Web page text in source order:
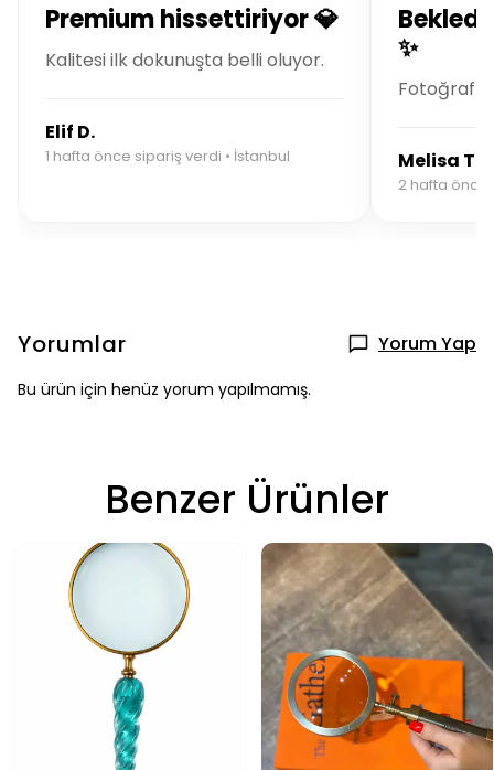
Premium hissettiriyor 💎
Kalitesi ilk dokunuşta belli oluyor.
Elif D.
1 hafta önce sipariş verdi • İstanbul
✨
Melisa T.
2 hafta önce
Yorumlar Yorum Yap
Bu ürün için henüz yorum yapılmamış.
Benzer Ürünler